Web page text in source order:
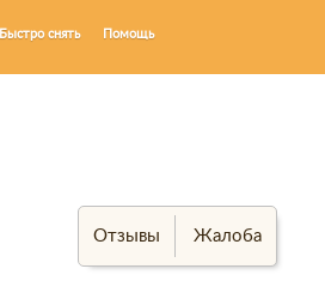
Быстро снять Помощь
Отзывы Жалоба